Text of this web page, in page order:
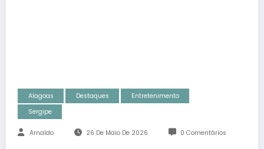
Alagoas Destaques
Entretenimento
Sergipe
Arnaldo 26 De Maio De 2026 0 Comentários